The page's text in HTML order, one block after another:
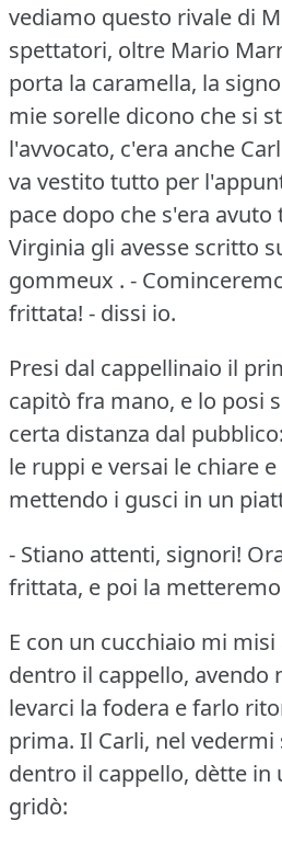
vediamo questo rivale di
spettatori, oltre Mario
porta la caramella, la
mie sorelle dicono che si
l'avvocato, c'era anche
va vestito tutto per
pace dopo che s'era
Virginia gli avesse scritto
gommeux . -
frittata! - dissi io.
Presi dal cappellinaio il
capitò fra mano, e lo posi
certa distanza dal
le ruppi e versai le chiare
mettendo i gusci in un
- Stiano attenti, signori!
frittata, e poi la metteremo
E con un cucchiaio mi
dentro il cappello, avendo
levarci la fodera e farlo
prima. Il Carli, nel
dentro il cappello, dètte in
gridò: